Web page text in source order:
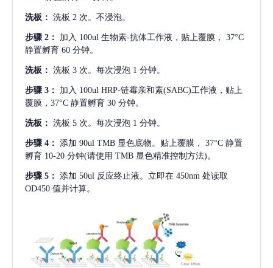
洗板： 洗板 2 次。不浸泡。
步骤 2： 加入 100ul 生物素-抗体工作液，贴上覆膜， 37°C
静置孵育 60 分钟。
洗板： 洗板 3 次。每次浸泡 1 分钟。
步骤 3： 加入 100ul HRP-链霉亲和素(SABC)工作液，贴上
覆膜，37°C 静置孵育 30 分钟。
洗板： 洗板 5 次。每次浸泡 1 分钟。
步骤 4： 添加 90ul TMB 显色底物。贴上覆膜， 37°C 静置
孵育 10-20 分钟(请使用 TMB 显色精准控制方法)。
步骤 5： 添加 50ul 反应终止液。立即在 450nm 处读取
OD450 值并计算。